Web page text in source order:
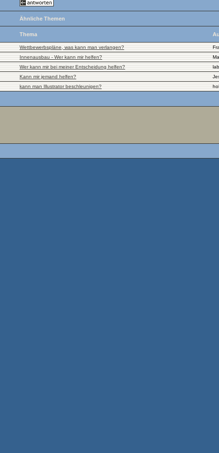
Ähnliche Themen
Thema
Wettbewerbspläne, was kann man verlangen?
Innenausbau - Wer kann mir helfen?
Wer kann mir bei meiner Entscheidung helfen?
Kann mir jemand helfen?
kann man Illustrator beschleunigen?